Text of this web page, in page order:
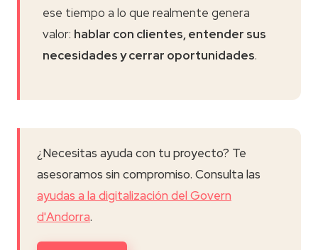
ese tiempo a lo que realmente genera
valor: hablar con clientes, entender sus
necesidades y cerrar oportunidades.
¿Necesitas ayuda con tu proyecto? Te
asesoramos sin compromiso. Consulta las
ayudas a la digitalización del Govern
d'Andorra.